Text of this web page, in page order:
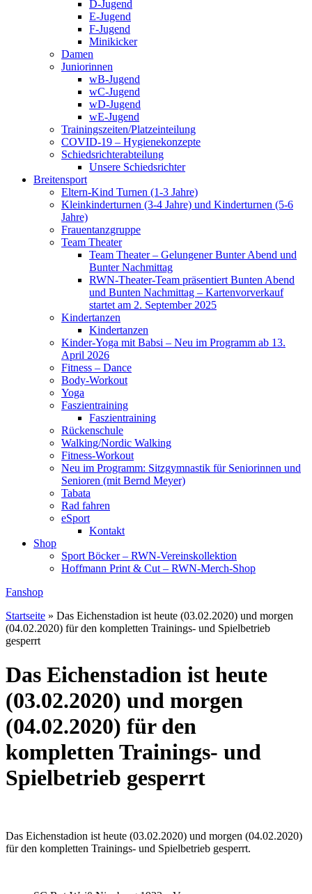
D-Jugend
E-Jugend
F-Jugend
Minikicker
Damen
Juniorinnen
wB-Jugend
wC-Jugend
wD-Jugend
wE-Jugend
Trainingszeiten/Platzeinteilung
COVID-19 – Hygienekonzepte
Schiedsrichterabteilung
Unsere Schiedsrichter
Breitensport
Eltern-Kind Turnen (1-3 Jahre)
Kleinkinderturnen (3-4 Jahre) und Kinderturnen (5-6
Jahre)
Frauentanzgruppe
Team Theater
Team Theater – Gelungener Bunter Abend und
Bunter Nachmittag
RWN-Theater-Team präsentiert Bunten Abend
und Bunten Nachmittag – Kartenvorverkauf
startet am 2. September 2025
Kindertanzen
Kindertanzen
Kinder-Yoga mit Babsi – Neu im Programm ab 13.
April 2026
Fitness – Dance
Body-Workout
Yoga
Faszientraining
Faszientraining
Rückenschule
Walking/Nordic Walking
Fitness-Workout
Neu im Programm: Sitzgymnastik für Seniorinnen und
Senioren (mit Bernd Meyer)
Tabata
Rad fahren
eSport
Kontakt
Shop
Sport Böcker – RWN-Vereinskollektion
Hoffmann Print & Cut – RWN-Merch-Shop
Fanshop
Startseite » Das Eichenstadion ist heute (03.02.2020) und morgen
(04.02.2020) für den kompletten Trainings- und Spielbetrieb
gesperrt
Das Eichenstadion ist heute
(03.02.2020) und morgen
(04.02.2020) für den
kompletten Trainings- und
Spielbetrieb gesperrt
Das Eichenstadion ist heute (03.02.2020) und morgen (04.02.2020)
für den kompletten Trainings- und Spielbetrieb gesperrt.